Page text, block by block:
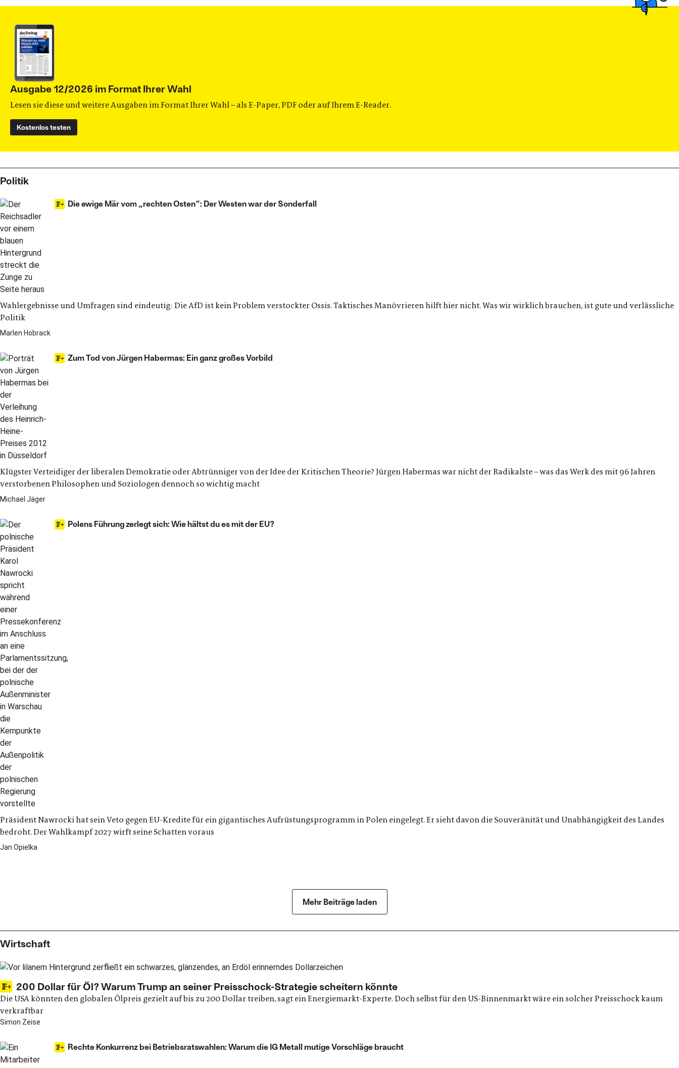
Ausgabe 12/2026 im Format Ihrer Wahl
Lesen sie diese und weitere Ausgaben im Format Ihrer Wahl – als E-Paper, PDF oder auf Ihrem E-Reader.
Kostenlos testen
Politik
Die ewige Mär vom „rechten Osten“: Der Westen war der Sonderfall
Wahlergebnisse und Umfragen sind eindeutig: Die AfD ist kein Problem verstockter Ossis. Taktisches Manövrieren hilft hier nicht. Was wir wirklich brauchen, ist gute und verlässliche
Politik
Marlen Hobrack
Zum Tod von Jürgen Habermas: Ein ganz großes Vorbild
Klügster Verteidiger der liberalen Demokratie oder Abtrünniger von der Idee der Kritischen Theorie? Jürgen Habermas war nicht der Radikalste – was das Werk des mit 96 Jahren
verstorbenen Philosophen und Soziologen dennoch so wichtig macht
Michael Jäger
Polens Führung zerlegt sich: Wie hältst du es mit der EU?
Präsident Nawrocki hat sein Veto gegen EU-Kredite für ein gigantisches Aufrüstungsprogramm in Polen eingelegt. Er sieht davon die Souveränität und Unabhängigkeit des Landes
bedroht. Der Wahlkampf 2027 wirft seine Schatten voraus
Jan Opielka
Mehr Beiträge laden
Wirtschaft
200 Dollar für Öl? Warum Trump an seiner Preisschock-Strategie scheitern könnte
Die USA könnten den globalen Ölpreis gezielt auf bis zu 200 Dollar treiben, sagt ein Energiemarkt-Experte. Doch selbst für den US-Binnenmarkt wäre ein solcher Preisschock kaum
verkraftbar
Simon Zeise
Rechte Konkurrenz bei Betriebsratswahlen: Warum die IG Metall mutige Vorschläge braucht